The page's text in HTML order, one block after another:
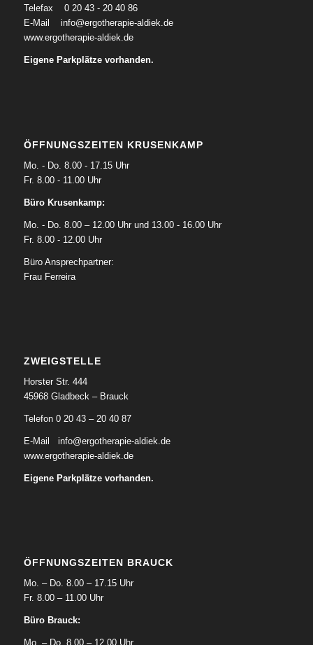
Telefax 0 20 43 - 20 40 86
E-Mail info@ergotherapie-aldiek.de
www.ergotherapie-aldiek.de
Eigene Parkplätze vorhanden.
ÖFFNUNGSZEITEN KRUSENKAMP
Mo. - Do. 8.00 - 17.15 Uhr
Fr. 8.00 - 11.00 Uhr
Büro Krusenkamp:
Mo. - Do. 8.00 – 12.00 Uhr und 13.00 - 16.00 Uhr
Fr. 8.00 - 12.00 Uhr
Büro Ansprechpartner:
Frau Ferreira
ZWEIGSTELLE
Horster Str. 444
45968 Gladbeck – Brauck
Telefon 0 20 43 – 20 40 87
E-Mail info@ergotherapie-aldiek.de
www.ergotherapie-aldiek.de
Eigene Parkplätze vorhanden.
ÖFFNUNGSZEITEN BRAUCK
Mo. – Do. 8.00 – 17.15 Uhr
Fr. 8.00 – 11.00 Uhr
Büro Brauck:
Mo. – Do. 8.00 – 12.00 Uhr